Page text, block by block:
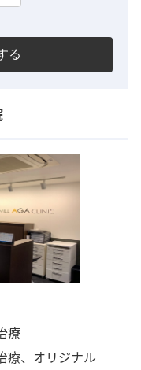
る
療
療、オリジナル